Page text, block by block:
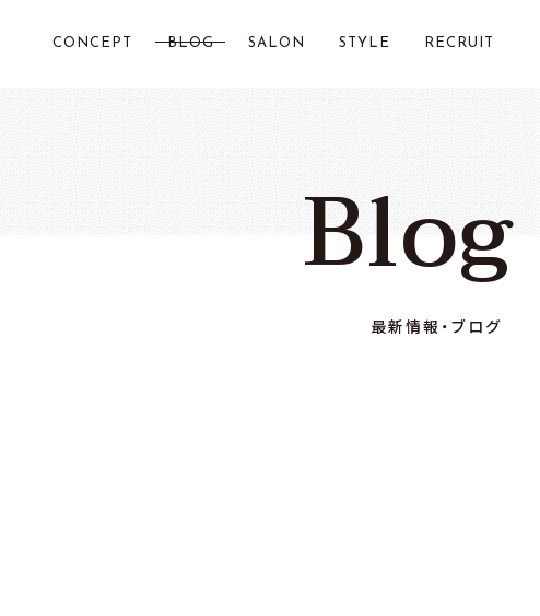
CONCEPT BLOG SALON
Total Beauty LOSTCITY
STYLE RECRUIT
Blog
最新情報・ブログ